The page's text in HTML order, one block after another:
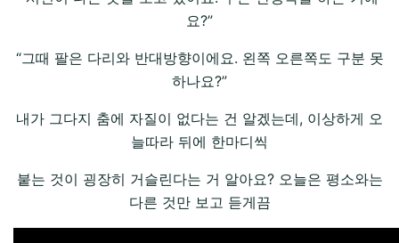
요?”
“그때 팔은 다리와 반대방향이에요. 왼쪽 오른쪽도 구분 못
하나요?”
내가 그다지 춤에 자질이 없다는 건 알겠는데, 이상하게 오
늘따라 뒤에 한마디씩
붙는 것이 굉장히 거슬린다는 거 알아요? 오늘은 평소와는
다른 것만 보고 듣게끔